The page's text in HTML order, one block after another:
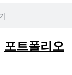
포트폴리오